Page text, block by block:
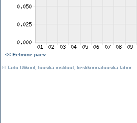
<< Eelmine päev
©Tartu Ülikool füüsika instituut keskkonnafüüsika labor